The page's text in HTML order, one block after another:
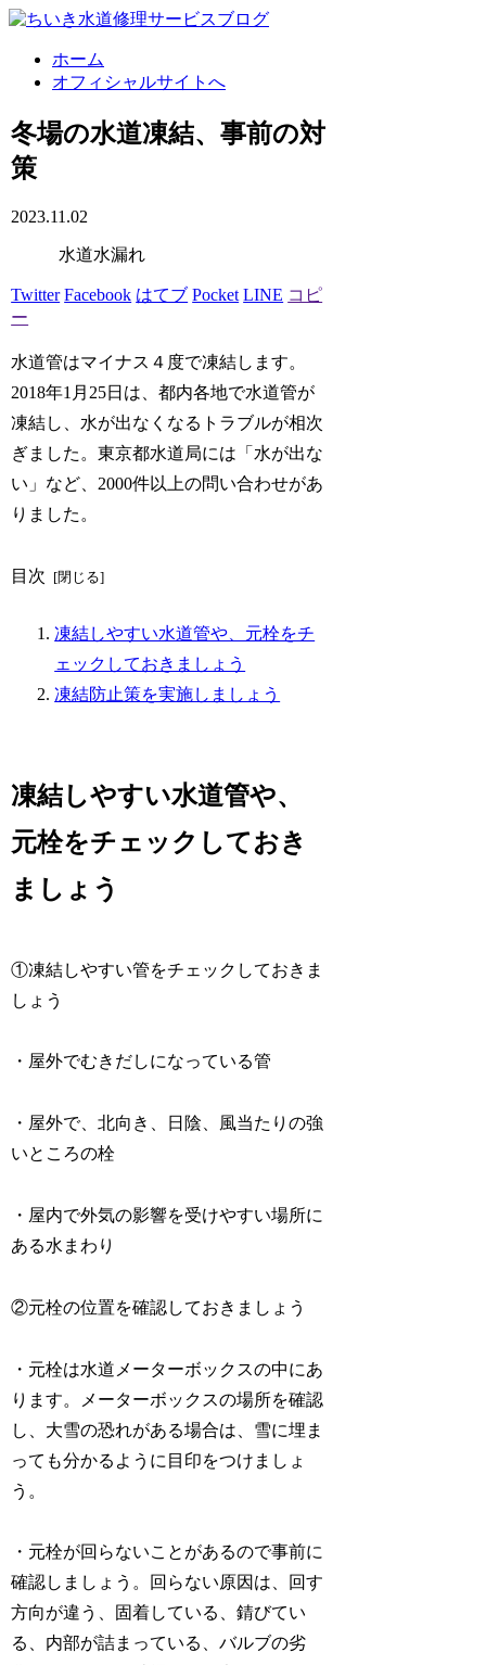
ホーム
オフィシャルサイトへ
冬場の水道凍結、事前の対
策
2023.11.02
水道水漏れ
Twitter Facebook はてブ Pocket LINE コピ
ー
水道管はマイナス４度で凍結します。
2018年1月25日は、都内各地で水道管が
凍結し、水が出なくなるトラブルが相次
ぎました。東京都水道局には「水が出な
い」など、2000件以上の問い合わせがあ
りました。
目次
凍結しやすい水道管や、元栓をチ
ェックしておきましょう
凍結防止策を実施しましょう
凍結しやすい水道管や、
元栓をチェックしておき
ましょう
①凍結しやすい管をチェックしておきま
しょう
・屋外でむきだしになっている管
・屋外で、北向き、日陰、風当たりの強
いところの栓
・屋内で外気の影響を受けやすい場所に
ある水まわり
②元栓の位置を確認しておきましょう
・元栓は水道メーターボックスの中にあ
ります。メーターボックスの場所を確認
し、大雪の恐れがある場合は、雪に埋ま
っても分かるように目印をつけましょ
う。
・元栓が回らないことがあるので事前に
確認しましょう。回らない原因は、回す
方向が違う、固着している、錆びてい
る、内部が詰まっている、バルブの劣